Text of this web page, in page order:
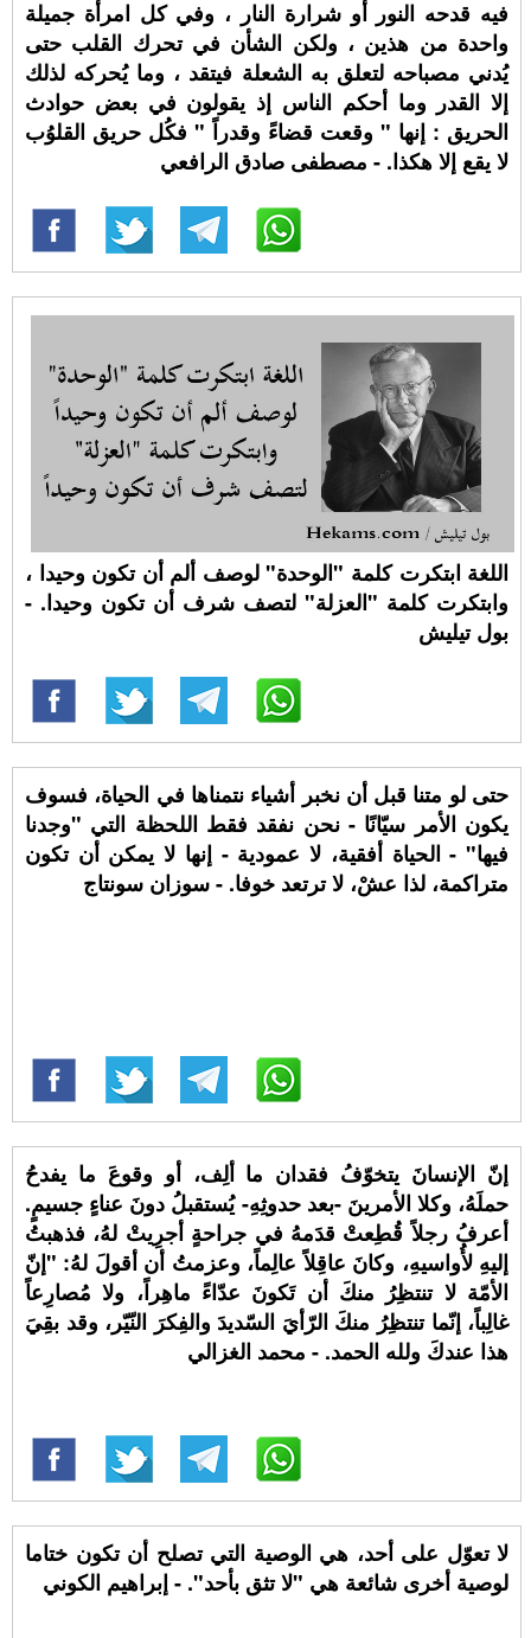
فيه قدحه النور أو شرارة النار ، وفي كل امرأة جميلة
واحدة من هذين ، ولكن الشأن في تحرك القلب حتى
يُدني مصباحه لتعلق به الشعلة فيتقد ، وما يُحركه لذلك
إلا القدر وما أحكم الناس إذ يقولون في بعض حوادث
الحريق : إنها " وقعت قضاءً وقدراً " فكُل حريق القلوُب
لا يقع إلا هكذا. - مصطفى صادق الرافعي
اللغة ابتكرت كلمة "الوحدة" لوصف ألم أن تكون وحيدا ،
وابتكرت كلمة "العزلة" لتصف شرف أن تكون وحيدا. -
بول تيليش
حتى لو متنا قبل أن نخبر أشياء نتمناها في الحياة، فسوف
يكون الأمر سيّانًا - نحن نفقد فقط اللحظة التي "وجدنا
فيها" - الحياة أفقية، لا عمودية - إنها لا يمكن أن تكون
متراكمة، لذا عشْ، لا ترتعد خوفا. - سوزان سونتاج
إنّ الإنسانَ يتخوّفُ فقدان ما ألِف، أو وقوعَ ما يفدحُ
حملَهُ، وكلا الأمرينَ -بعد حدوثِهِ- يُستقبلُ دونَ عناءٍ جسيمٍ.
أعرفُ رجلاً قُطِعتْ قدَمهُ في جراحةٍ أجرِيتْ لهُ، فذهبتُ
إليهِ لأُواسيهِ، وكانَ عاقِلاً عالِماً، وعزمتُ أن أقولَ لهُ: "إنّ
الأمّة لا تنتظِرُ منكَ أن تَكونَ عدّاءً ماهِراً، ولا مُصارِعاً
غالِباً، إنّما تنتظِرُ منكَ الرّأيَ السّديدَ والفِكرَ النّيّر، وقد بقِيَ
هذا عندكَ ولله الحمد. - محمد الغزالي
لا تعوّل على أحد، هي الوصية التي تصلح أن تكون ختاما
لوصية أخرى شائعة هي "لا تثق بأحد". - إبراهيم الكوني